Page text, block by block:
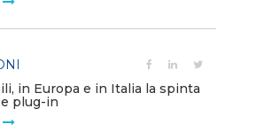
in Europa e in Italia la spinta
plug-in